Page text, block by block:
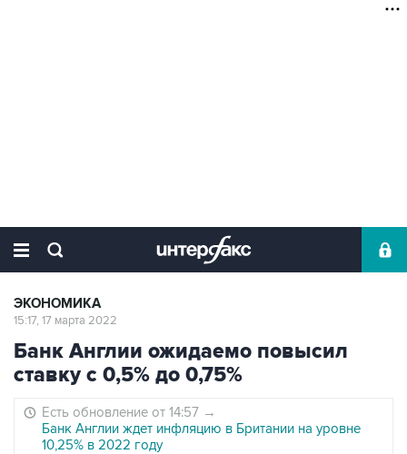
ЭКОНОМИКА
15:17, 17 марта 2022
Банк Англии ожидаемо повысил
ставку с 0,5% до 0,75%
Есть обновление от 14:57 →
Банк Англии ждет инфляцию в Британии на уровне
10,25% в 2022 году